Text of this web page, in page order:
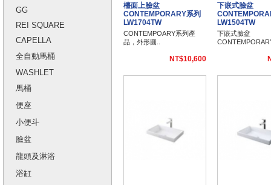
GG
REI SQUARE
CAPELLA
全自動馬桶
WASHLET
馬桶
便座
小便斗
臉盆
龍頭及淋浴
浴缸
檯面上臉盆
CONTEMPORARY系列
LW1704TW
CONTEMPOARY系列產
品，外形圓..
NT$10,600
下嵌式臉盆
LW1504TW
下嵌式臉盆